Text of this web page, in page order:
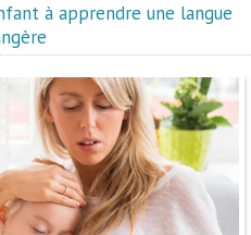
à apprendre une langue